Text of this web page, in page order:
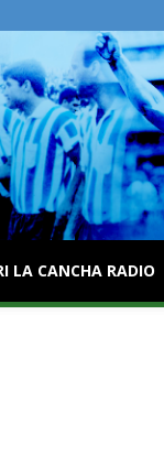
LA CANCHA RADIO